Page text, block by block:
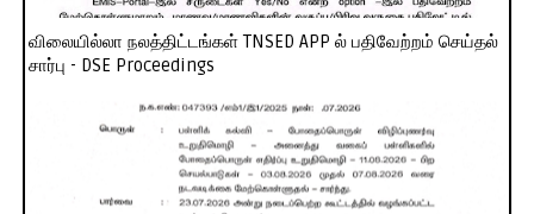
விலையில்லா நலத்திட்டங்கள் TNSED APP ல் பதிவேற்றம் செய்தல்
சார்பு - DSE Proceedings